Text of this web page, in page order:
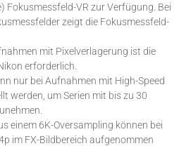
Fokusmessfeld-VR zur Verfügung. Bei
zeigt die Fokusmessfeld-
mit Pixelverlagerung ist die
erforderlich.
nur bei Aufnahmen mit High-Speed
werden, um Serien mit bis zu 30
einem 6K-Oversampling können bei
im FX-Bildbereich aufgenommen